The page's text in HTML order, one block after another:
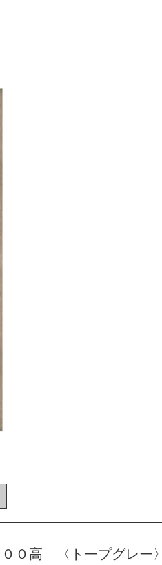
０高 〈トープグレ